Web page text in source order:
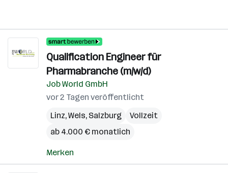
Qualification Engineer für
Pharmabranche (m/w/d)
Job World GmbH
vor 2 Tagen veröffentlicht
Linz,Wels, Salzburg
Vollzeit
ab 4.000 € monatlich
Merken